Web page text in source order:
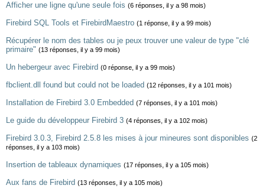
Afficher une ligne qu'une seule fois (6 réponses, il y a 98 mois)
Firebird SQL Tools et FirebirdMaestro (1 réponse, il y a 99 mois)
Récupérer le nom des tables ou je peux trouver une valeur de type "clé
primaire" (13 réponses, il y a 99 mois)
Un hebergeur avec Firebird (0 réponse, il y a 99 mois)
fbclient.dll found but could not be loaded (12 réponses, il y a 101 mois)
Installation de Firebird 3.0 Embedded (7 réponses, il y a 101 mois)
Le guide du développeur Firebird 3 (4 réponses, il y a 102 mois)
Firebird 3.0.3, Firebird 2.5.8 les mises à jour mineures sont disponibles (2
réponses, il y a 103 mois)
Insertion de tableaux dynamiques (17 réponses, il y a 105 mois)
Aux fans de Firebird (13 réponses, il y a 105 mois)